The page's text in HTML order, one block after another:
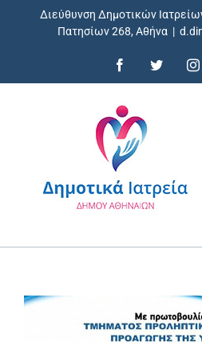
Διεύθυνση Δημοτικών
Πατησίων 268, Αθήνα |
FacebookTwitter